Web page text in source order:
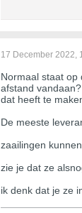
17 December 2022,
Normaal staat op
afstand vandaan?
dat heeft te
De meeste
zaailingen
zie je dat ze
ik denk dat je ze